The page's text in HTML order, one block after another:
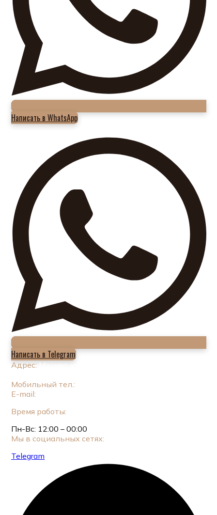
Написать в WhatsApp
Написать в Telegram
Адрес: Москва, ул. Новый Арбат, 11, стр. 2 (Этаж
Мобильный тел.:
E-mail:
Время работы:
Пн-Вс: 12:00 – 00:00
Мы в социальных сетях:
Telegram